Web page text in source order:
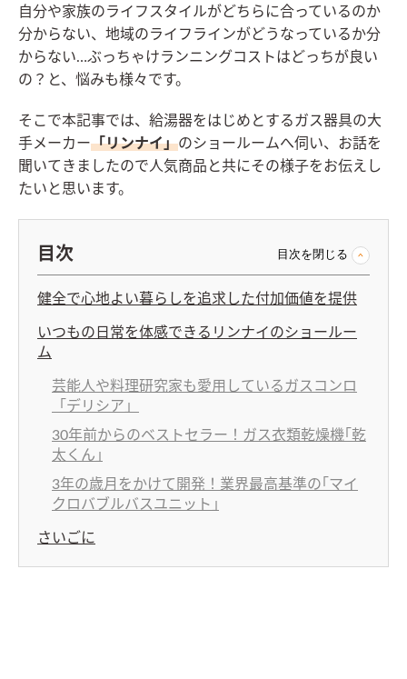
自分や家族のライフスタイルがどちらに合っているのか
分からない、地域のライフラインがどうなっているか分
からない…ぶっちゃけランニングコストはどっちが良い
の？と、悩みも様々です。
そこで本記事では、給湯器をはじめとするガス器具の大
手メーカー「リンナイ」のショールームへ伺い、お話を
聞いてきましたので人気商品と共にその様子をお伝えし
たいと思います。
目次 目次を閉じる
健全で心地よい暮らしを追求した付加価値を提供
いつもの日常を体感できるリンナイのショールー
ム
芸能人や料理研究家も愛用しているガスコンロ
「デリシア」
30年前からのベストセラー！ガス衣類乾燥機｢乾
太くん｣
3年の歳月をかけて開発！業界最高基準の｢マイ
クロバブルバスユニット｣
さいごに